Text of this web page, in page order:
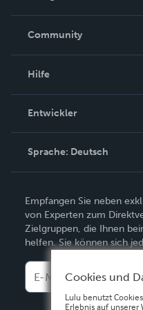
In den Nachrichten
Community
Blogs
Podcast
Hilfe
Auftragssuche
Wissensbasis
Kundendienst kontaktieren
Entwickler
Sprache: Deutsch
Deutsch
Français
Español
Empfangen Sie neben
von Experten zum
Zielgruppen, die Ihnen
helfen. Sie können sich
Cookies und
Lulu benutzt
Erlebnis auf